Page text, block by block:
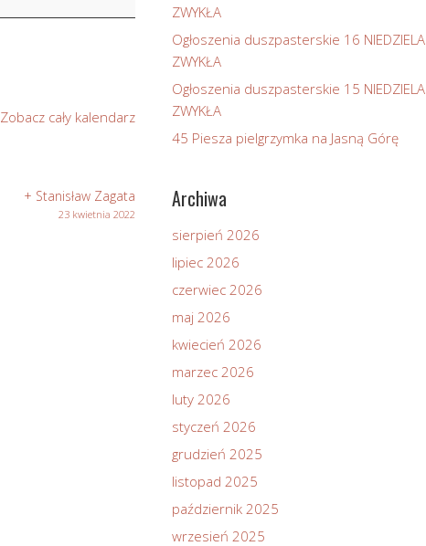
Zobacz cały kalendarz
+ Stanisław Zagata
23 kwietnia 2022
ZWYKŁA
Ogłoszenia duszpasterskie 16 NIEDZIELA
ZWYKŁA
Ogłoszenia duszpasterskie 15 NIEDZIELA
ZWYKŁA
45 Piesza pielgrzymka na Jasną Górę
Archiwa
sierpień 2026
lipiec 2026
czerwiec 2026
maj 2026
kwiecień 2026
marzec 2026
luty 2026
styczeń 2026
grudzień 2025
listopad 2025
październik 2025
wrzesień 2025